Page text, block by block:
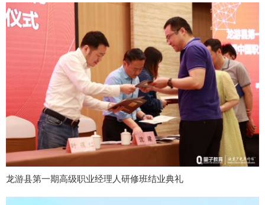
龙游县第一期高级职业经理人研修班结业典礼